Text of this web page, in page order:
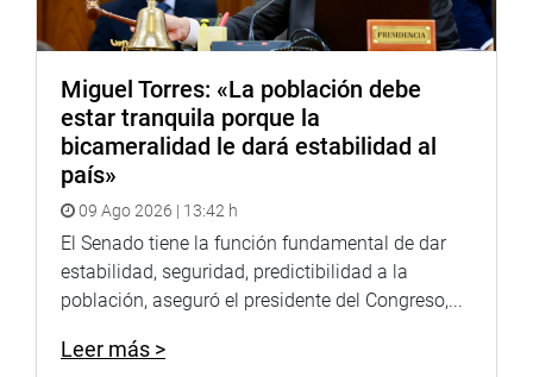
La Mesa Directiva del Congreso tiene a su cargo la
dirección administrativa del Congreso y de los debates
Permanente y del Consejo Directivo, así como la
representación oficial del Congreso en los actos
protocolares. La Mesa Directiva supervisa la
administración del Congreso bajo las políticas
administrativas y financieras que establece, de acuerdo
con los lineamientos adoptados por el Pleno y el Consejo
Directivo. (JSR)
PRENSA-CONGRESO
Miguel Torres: «La población debe
estar tranquila porque la
bicameralidad le dará estabilidad al
país»
09 Ago 2026 | 13:42 h
El Senado tiene la función fundamental de dar
estabilidad, seguridad, predictibilidad a la
población, aseguró el presidente del Congreso,...
Leer más >